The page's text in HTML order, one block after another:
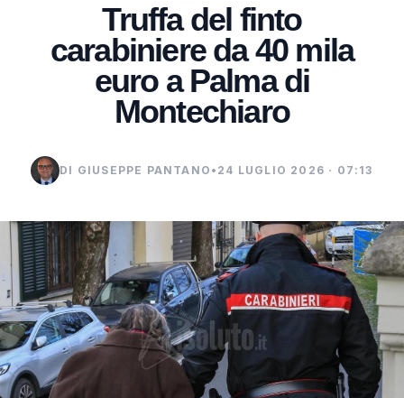
Truffa del finto
carabiniere da 40 mila
euro a Palma di
Montechiaro
DI GIUSEPPE PANTANO • 24 LUGLIO 2026 · 07:13